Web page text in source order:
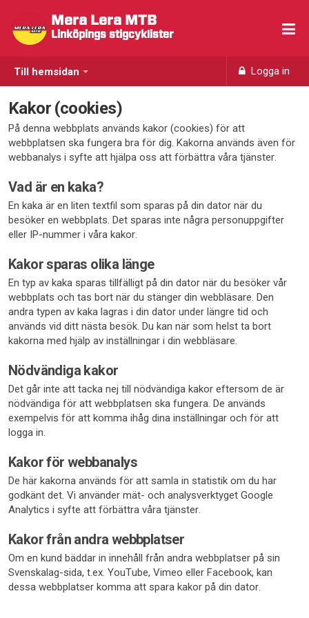
Till hemsidan Logga in
Mera Lera MTB
Linköpings stigcyklister
Kakor (cookies)
På denna webbplats används kakor (cookies) för att
webbplatsen ska fungera bra för dig. Kakorna används även för
webbanalys i syfte att hjälpa oss att förbättra våra tjänster.
Vad är en kaka?
En kaka är en liten textfil som sparas på din dator när du
besöker en webbplats. Det sparas inte några personuppgifter
eller IP-nummer i våra kakor.
Kakor sparas olika länge
En typ av kaka sparas tillfälligt på din dator när du besöker vår
webbplats och tas bort när du stänger din webbläsare. Den
andra typen av kaka lagras i din dator under längre tid och
används vid ditt nästa besök. Du kan när som helst ta bort
kakorna med hjälp av inställningar i din webbläsare.
Nödvändiga kakor
Det går inte att tacka nej till nödvändiga kakor eftersom de är
nödvändiga för att webbplatsen ska fungera. De används
exempelvis för att komma ihåg dina inställningar och för att
logga in.
Kakor för webbanalys
De här kakorna används för att samla in statistik om du har
godkänt det. Vi använder mät- och analysverktyget Google
Analytics i syfte att förbättra våra tjänster.
Kakor från andra webbplatser
Om en kund bäddar in innehåll från andra webbplatser på sin
Svenskalag-sida, t.ex. YouTube, Vimeo eller Facebook, kan
dessa webbplatser komma att spara kakor på din dator.